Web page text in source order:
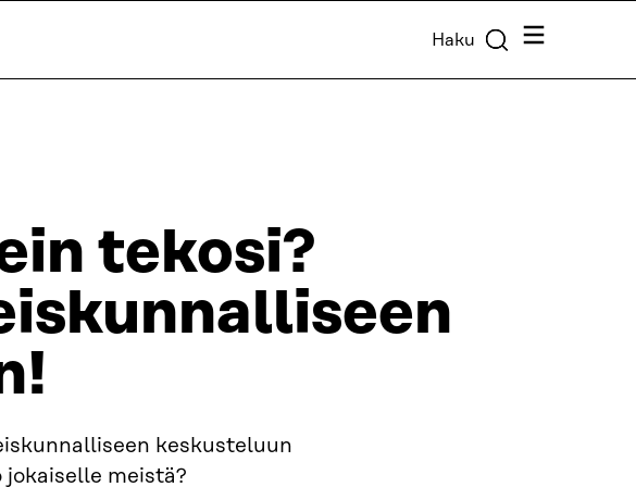
Haku Valikko
tekosi?
keskusteluun
meistä?